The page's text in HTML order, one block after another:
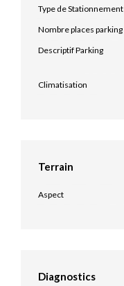
Type de Stationnement
Nombre places parking
Descriptif Parking
Climatisation
Terrain
Aspect
Diagnostics